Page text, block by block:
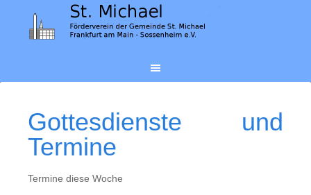
Gottesdienste und
Termine
Termine diese Woche